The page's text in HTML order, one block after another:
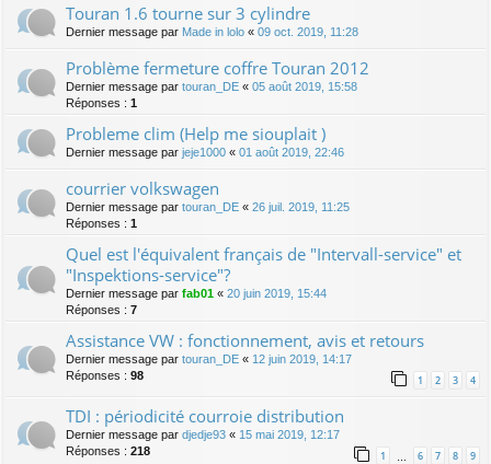
Touran 1.6 tourne sur 3 cylindre
Dernier message par Made in lolo « 09 oct. 2019, 11:28
Problème fermeture coffre Touran 2012
Dernier message par touran_DE « 05 août 2019, 15:58
Réponses : 1
Probleme clim (Help me siouplait )
Dernier message par jeje1000 « 01 août 2019, 22:46
courrier volkswagen
Dernier message par touran_DE « 26 juil. 2019, 11:25
Réponses : 1
Quel est l'équivalent français de "Intervall-service" et
"Inspektions-service"?
Dernier message par fab01 « 20 juin 2019, 15:44
Réponses : 7
Assistance VW : fonctionnement, avis et retours
Dernier message par touran_DE « 12 juin 2019, 14:17
Réponses : 98 1 2 3 4
TDI : périodicité courroie distribution
Dernier message par djedje93 « 15 mai 2019, 12:17
Réponses : 218 1 6 7 8 9